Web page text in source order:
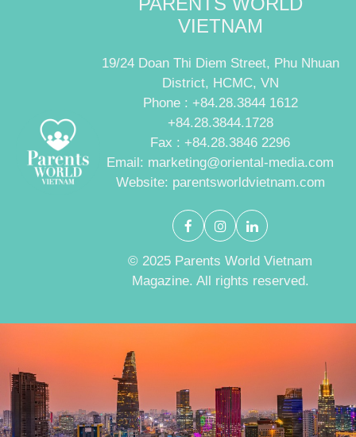
VIETNAM
19/24 Doan Thi Diem Street, Phu Nhuan
District, HCMC, VN
Phone : +84.28.3844 1612
+84.28.3844.1728
Fax : +84.28.3846 2296
Email: marketing@oriental-media.com
Website: parentsworldvietnam.com
© 2025 Parents World Vietnam
Magazine. All rights reserved.